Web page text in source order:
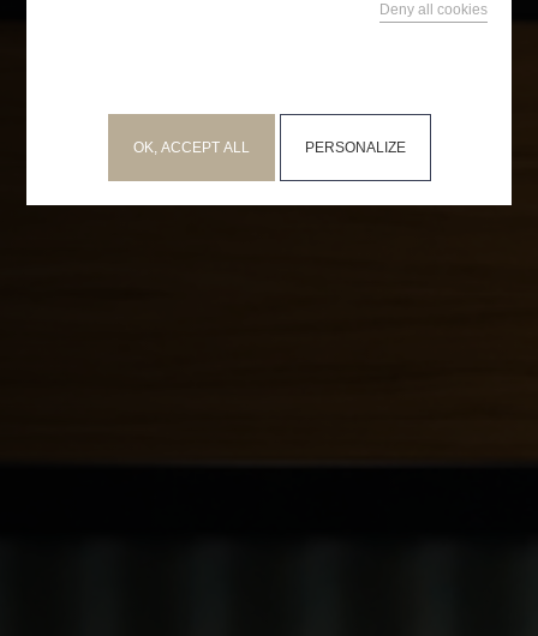
OK, ACCEPT ALL
Deny all cookies
PERSONALIZE